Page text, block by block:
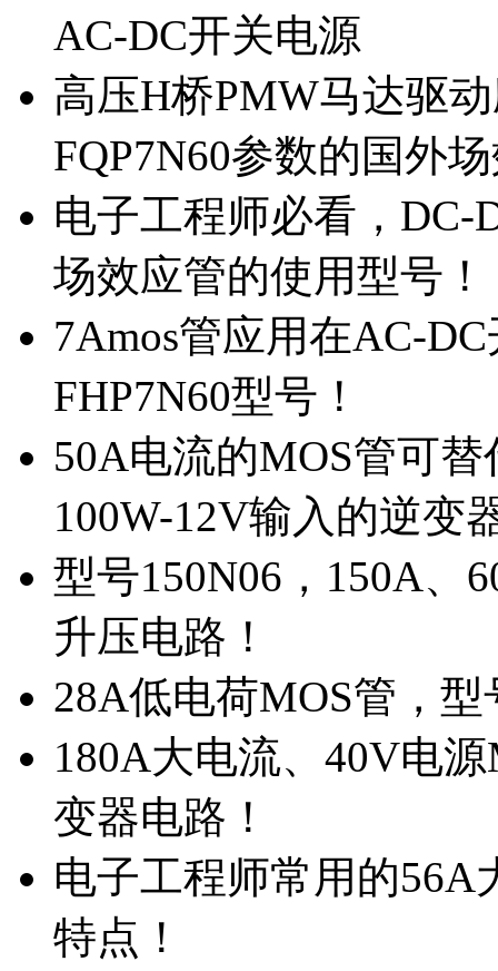
AC-DC开关电源
高压H桥PMW马达驱
FQP7N60参数的国外
电子工程师必看，DC-
场效应管的使用型号！
7Amos管应用在AC-
FHP7N60型号！
50A电流的MOS管可
100W-12V输入的逆变
型号150N06，150A、
升压电路！
28A低电荷MOS管，
180A大电流、40V电
变器电路！
电子工程师常用的56A
特点！